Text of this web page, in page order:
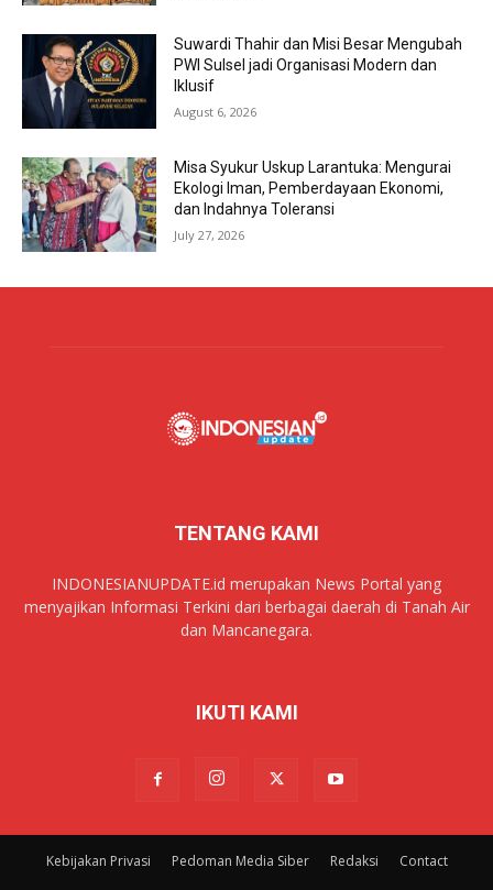
Suwardi Thahir dan Misi Besar Mengubah
PWI Sulsel jadi Organisasi Modern dan
Iklusif
August 6, 2026
Misa Syukur Uskup Larantuka: Mengurai
Ekologi Iman, Pemberdayaan Ekonomi,
dan Indahnya Toleransi
July 27, 2026
TENTANG KAMI
INDONESIANUPDATE.id merupakan News Portal yang
menyajikan Informasi Terkini dari berbagai daerah di Tanah Air
dan Mancanegara.
IKUTI KAMI
Kebijakan Privasi Pedoman Media Siber Redaksi Contact